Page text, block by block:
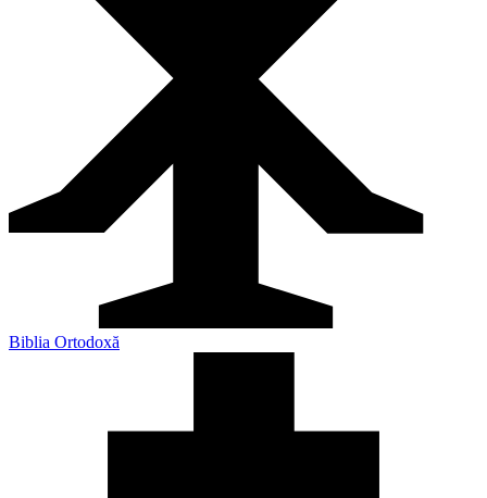
Biblia Ortodoxă